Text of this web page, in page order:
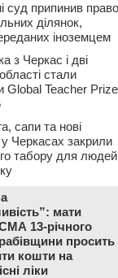
суд припинив право
ділянок,
іноземцем
з Черкас і дві
стали
Global Teacher Prize
сапи та нові
Черкасах закрили
табору для людей
мати
13-річного
просить
кошти на
ліки